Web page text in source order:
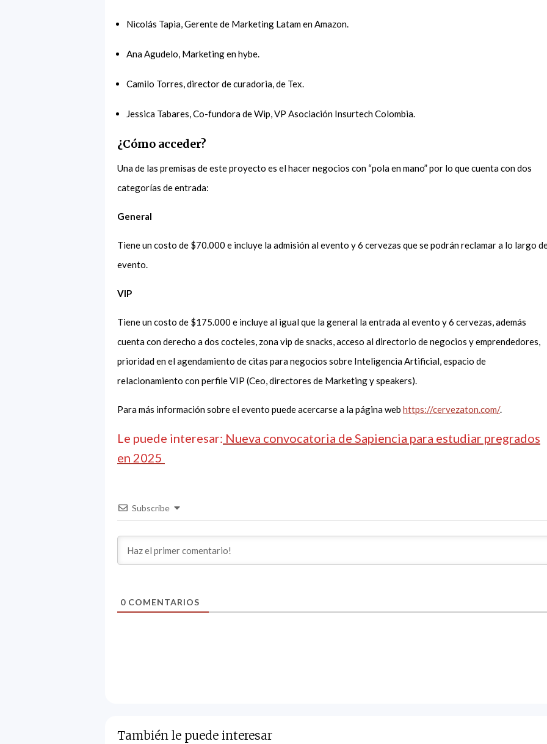
Nicolás Tapia, Gerente de Marketing Latam en Amazon.
Ana Agudelo, Marketing en hybe.
Camilo Torres, director de curadoria, de Tex.
Jessica Tabares, Co-fundora de Wip, VP Asociación Insurtech Colombia.
¿Cómo acceder?
Una de las premisas de este proyecto es el hacer negocios con “pola en mano” por lo que cuenta con dos
categorías de entrada:
General
Tiene un costo de $70.000 e incluye la admisión al evento y 6 cervezas que se podrán reclamar a lo largo
evento.
VIP
Tiene un costo de $175.000 e incluye al igual que la general la entrada al evento y 6 cervezas, además
cuenta con derecho a dos cocteles, zona vip de snacks, acceso al directorio de negocios y emprendedores,
prioridad en el agendamiento de citas para negocios sobre Inteligencia Artificial, espacio de
relacionamiento con perfile VIP (Ceo, directores de Marketing y speakers).
Para más información sobre el evento puede acercarse a la página web https://cervezaton.com/.
Le puede interesar: Nueva convocatoria de Sapiencia para estudiar pregrados
en 2025
Subscribe
0 COMENTARIOS
También le puede interesar